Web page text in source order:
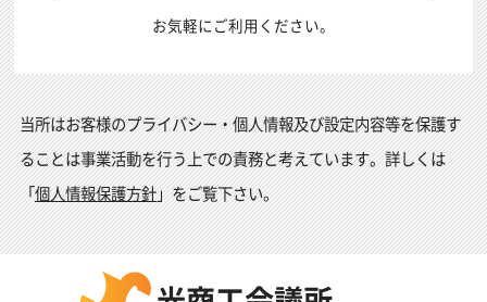
お気軽にご利用ください。
当所はお客様のプライバシー・個人情報及び設定内容等を保護す
ることは事業活動を行う上での責務と考えています。詳しくは
「個人情報保護方針」をご覧下さい。